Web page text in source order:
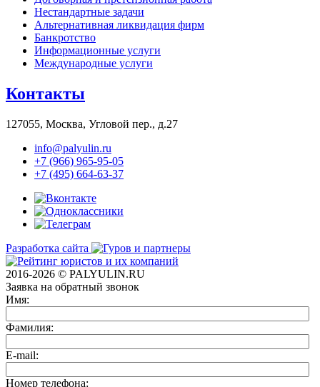
Нестандартные задачи
Альтернативная ликвидация фирм
Банкротство
Информационные услуги
Международные услуги
Контакты
127055, Москва, Угловой пер., д.27
info@palyulin.ru
+7 (966) 965-95-05
+7 (495) 664-63-37
Разработка сайта
2016-2026 © PALYULIN.RU
Заявка на обратный звонок
Имя:
Фамилия:
E-mail:
Номер телефона: